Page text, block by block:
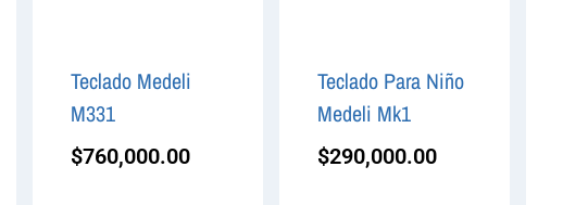
Teclado Medeli
M331
$760,000.00
Teclado Para Niño
Medeli Mk1
$290,000.00